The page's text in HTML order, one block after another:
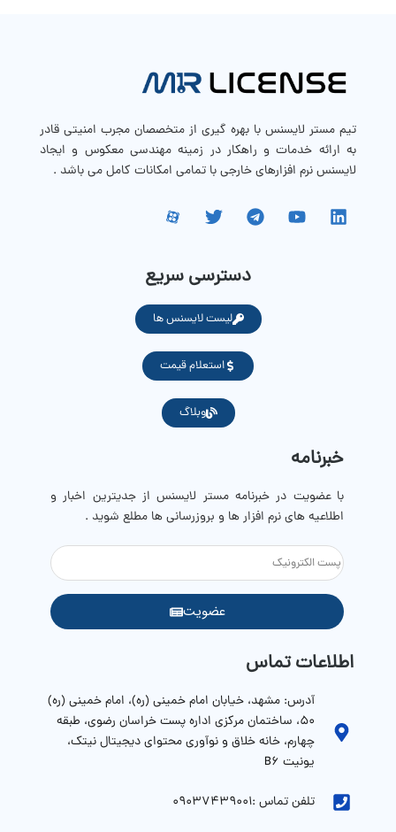
تیم مستر لایسنس با بهره گیری از متخصصان مجرب امنیتی قادر
به ارائه خدمات و راهکار در زمینه مهندسی معکوس و ایجاد
لایسنس نرم افزارهای خارجی با تمامی امکانات کامل می باشد .
دسترسی سریع
لیست لایسنس ها
استعلام قیمت
وبلاگ
خبرنامه
با عضویت در خبرنامه مستر لایسنس از جدیترین اخبار و
اطلاعیه های نرم افزار ها و بروزرسانی ها مطلع شوید .
عضویت
اطلاعات تماس
آدرس: مشهد، خیابان امام خمینی (ره)، امام خمینی (ره)
۵۰، ساختمان مرکزی اداره پست خراسان رضوی، طبقه
چهارم، خانه خلاق و نوآوری محتوای دیجیتال نیتک،
یونیت B6
تلفن تماس :09037439001